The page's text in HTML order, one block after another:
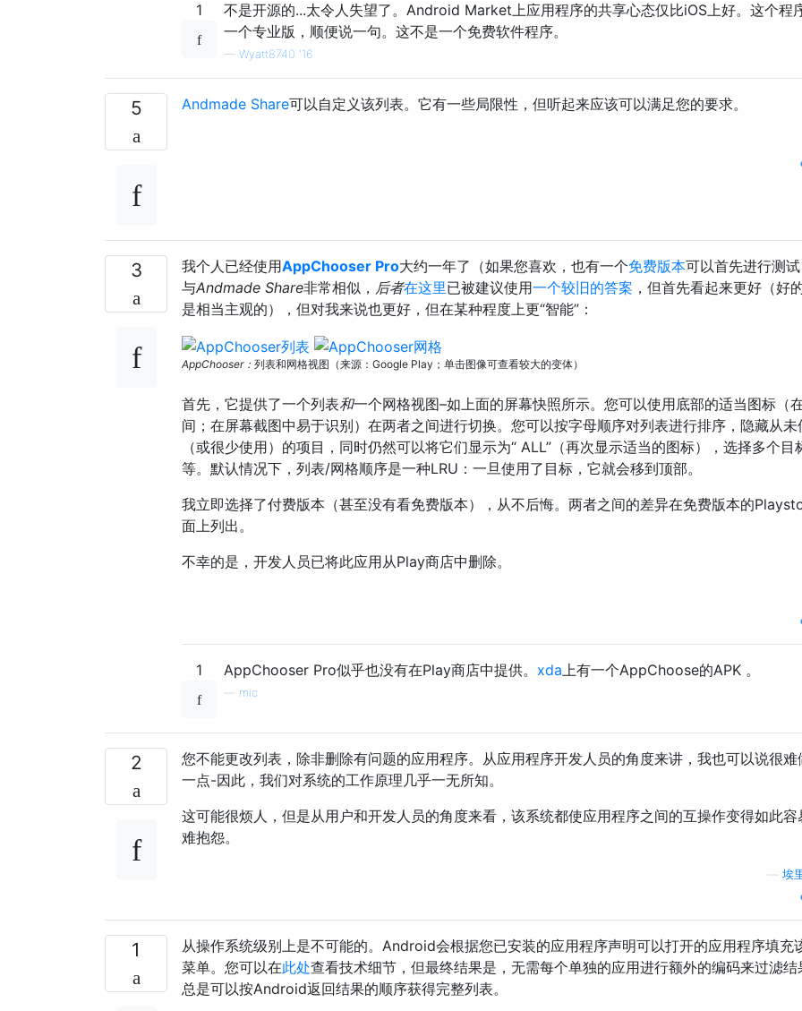
1
不是开源的...太令人失望了。Android Market上应用程序的共享心态仅比iOS上好。这个程
一个专业版，顺便说一句。这不是一个免费软件程序。
— Wyatt8740 '16
5 Andmade Share可以自定义该列表。它有一些局限性，但听起来应该可以满足您的要求。
3 我个人已经使用AppChooser Pro大约一年了（如果您喜欢，也有一个免费版本可以首先进行测
与Andmade Share非常相似， 后者在这里已被建议使用一个较旧的答案 ，但首先看起来更好（好
是相当主观的），但对我来说也更好，但在某种程度上更“智能”：
AppChooser： 列表和网格视图（来源：Google Play；单击图像可查看较大的变体）
首先，它提供了一个列表和一个网格视图–如上面的屏幕快照所示。您可以使用底部的适当图标（
间；在屏幕截图中易于识别）在两者之间进行切换。您可以按字母顺序对列表进行排序，隐藏从未
（或很少使用）的项目，同时仍然可以将它们显示为“ ALL”（再次显示适当的图标），选择多个目
等。默认情况下，列表/网格顺序是一种LRU：一旦使用了目标，它就会移到顶部。
我立即选择了付费版本（甚至没有看免费版本），从不后悔。两者之间的差异在免费版本的
面上列出。
不幸的是，开发人员已将此应用从Play商店中删除。
1 AppChooser Pro似乎也没有在Play商店中提供。 xda 上有一个AppChoose的APK 。
mic
2
您不能更改列表，除非删除有问题的应用程序。从应用程序开发人员的角度来讲，我也可以说很难
一点-因此，我们对系统的工作原理几乎一无所知。
这可能很烦人，但是从用户和开发人员的角度来看，该系统都使应用程序之间的互操作变得如此容
难抱怨。
埃
1
从操作系统级别上是不可能的。Android会根据您已安装的应用程序声明可以打开的应用程序填充
菜单。您可以在此处查看技术细节，但最终结果是，无需每个单独的应用进行额外的编码来过滤结
总是可以按Android返回结果的顺序获得完整列表。